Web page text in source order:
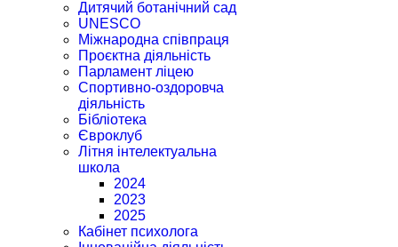
Дитячий ботанічний сад
UNESCO
Міжнародна співпраця
Проєктна діяльність
Парламент ліцею
Спортивно-оздоровча
діяльність
Бібліотека
Євроклуб
Літня інтелектуальна
школа
2024
2023
2025
Кабінет психолога